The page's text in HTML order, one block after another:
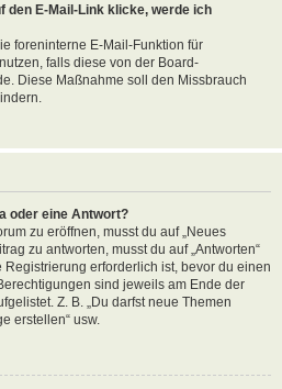
den E-Mail-Link klicke, werde ich
foreninterne E-Mail-Funktion für
falls diese von der Board-
Diese Maßnahme soll den Missbrauch
oder eine Antwort?
zu eröffnen, musst du auf „Neues
zu antworten, musst du auf „Antworten“
erforderlich ist, bevor du einen
sind jeweils am Ende der
Z. B. „Du darfst neue Themen
erstellen“ usw.